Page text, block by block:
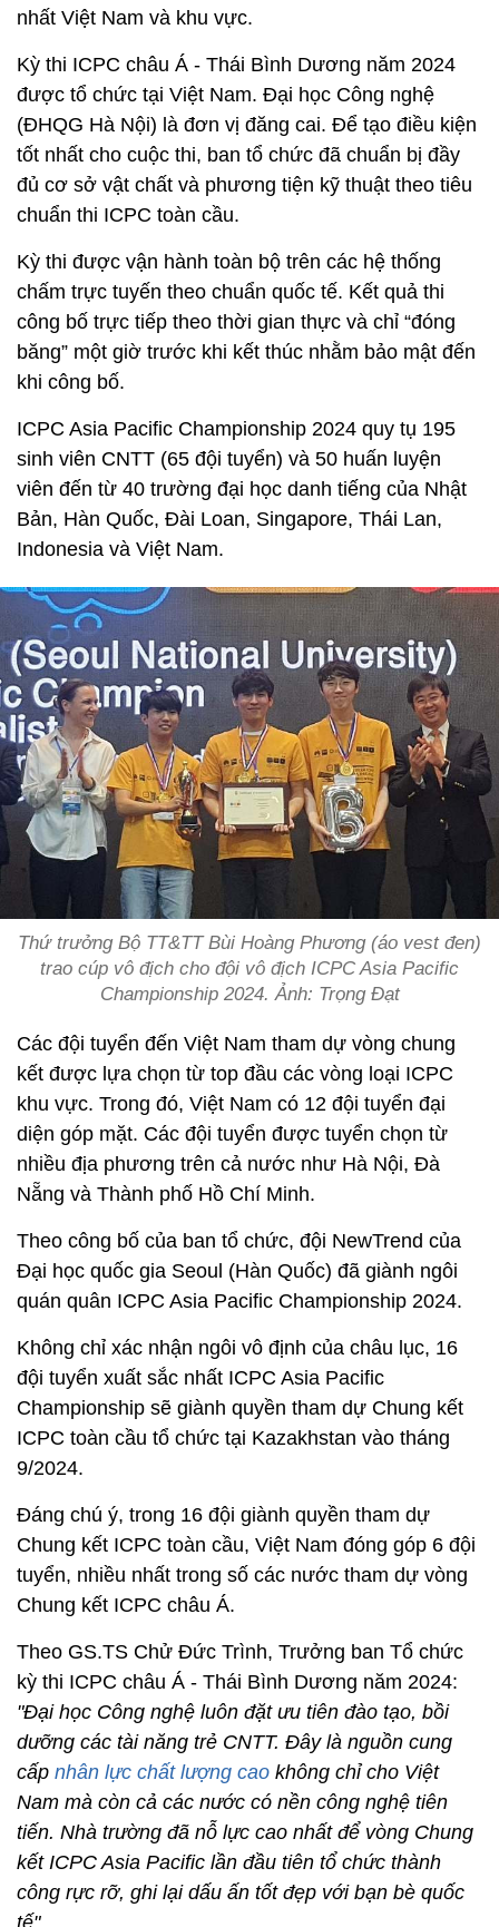
nhất Việt Nam và khu vực.
Kỳ thi ICPC châu Á - Thái Bình Dương năm 2024
được tổ chức tại Việt Nam. Đại học Công nghệ
(ĐHQG Hà Nội) là đơn vị đăng cai. Để tạo điều kiện
tốt nhất cho cuộc thi, ban tổ chức đã chuẩn bị đầy
đủ cơ sở vật chất và phương tiện kỹ thuật theo tiêu
chuẩn thi ICPC toàn cầu.
Kỳ thi được vận hành toàn bộ trên các hệ thống
chấm trực tuyến theo chuẩn quốc tế. Kết quả thi
công bố trực tiếp theo thời gian thực và chỉ “đóng
băng” một giờ trước khi kết thúc nhằm bảo mật đến
khi công bố.
ICPC Asia Pacific Championship 2024 quy tụ 195
sinh viên CNTT (65 đội tuyển) và 50 huấn luyện
viên đến từ 40 trường đại học danh tiếng của Nhật
Bản, Hàn Quốc, Đài Loan, Singapore, Thái Lan,
Indonesia và Việt Nam.
Thứ trưởng Bộ TT&TT Bùi Hoàng Phương (áo vest đen)
trao cúp vô địch cho đội vô địch ICPC Asia Pacific
Championship 2024. Ảnh: Trọng Đạt
Các đội tuyển đến Việt Nam tham dự vòng chung
kết được lựa chọn từ top đầu các vòng loại ICPC
khu vực. Trong đó, Việt Nam có 12 đội tuyển đại
diện góp mặt. Các đội tuyển được tuyển chọn từ
nhiều địa phương trên cả nước như Hà Nội, Đà
Nẵng và Thành phố Hồ Chí Minh.
Theo công bố của ban tổ chức, đội NewTrend của
Đại học quốc gia Seoul (Hàn Quốc) đã giành ngôi
quán quân ICPC Asia Pacific Championship 2024.
Không chỉ xác nhận ngôi vô định của châu lục, 16
đội tuyển xuất sắc nhất ICPC Asia Pacific
Championship sẽ giành quyền tham dự Chung kết
ICPC toàn cầu tổ chức tại Kazakhstan vào tháng
9/2024.
Đáng chú ý, trong 16 đội giành quyền tham dự
Chung kết ICPC toàn cầu, Việt Nam đóng góp 6 đội
tuyển, nhiều nhất trong số các nước tham dự vòng
Chung kết ICPC châu Á.
Theo GS.TS Chử Đức Trình, Trưởng ban Tổ chức
kỳ thi ICPC châu Á - Thái Bình Dương năm 2024:
"Đại học Công nghệ luôn đặt ưu tiên đào tạo, bồi
dưỡng các tài năng trẻ CNTT. Đây là nguồn cung
cấp nhân lực chất lượng cao không chỉ cho Việt
Nam mà còn cả các nước có nền công nghệ tiên
tiến. Nhà trường đã nỗ lực cao nhất để vòng Chung
kết ICPC Asia Pacific lần đầu tiên tổ chức thành
công rực rỡ, ghi lại dấu ấn tốt đẹp với bạn bè quốc